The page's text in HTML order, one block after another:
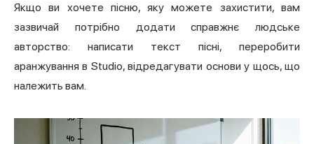
Якщо ви хочете пісню, яку можете захистити, вам
зазвичай потрібно додати справжнє людське
авторство: написати текст пісні, переробити
аранжування в Studio, відредагувати основи у щось, що
належить вам.